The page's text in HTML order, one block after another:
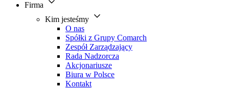
Firma
Kim jesteśmy
O nas
Spółki z Grupy Comarch
Zespół Zarządzający
Rada Nadzorcza
Akcjonariusze
Biura w Polsce
Kontakt